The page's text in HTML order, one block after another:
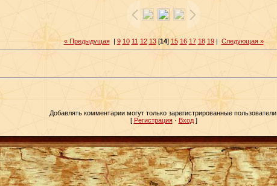
« Предыдущая| 9 10 11 12 13[14]15 16 17 18 19| Следующая »
Добавлять комментарии могут только зарегистрированные пользователи.
[ Регистрация· Вход]